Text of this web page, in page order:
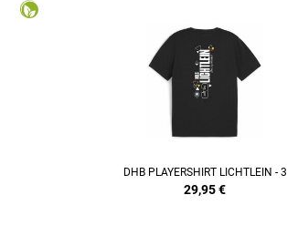
DHB PLAYERSHIRT LICHTLEIN - 3
29,95€